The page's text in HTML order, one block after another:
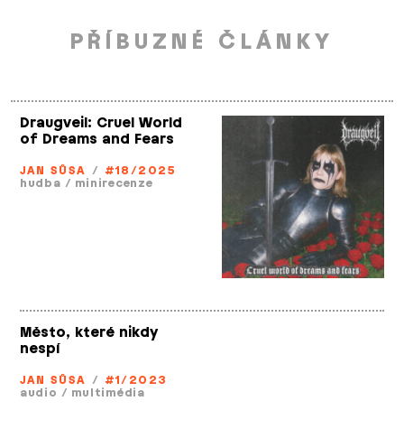
PŘÍBUZNÉ ČLÁNKY
Draugveil: Cruel World
of Dreams and Fears
JAN SŮSA / #18/2025
hudba / minirecenze
Město, které nikdy
nespí
JAN SŮSA / #1/2023
audio / multimédia